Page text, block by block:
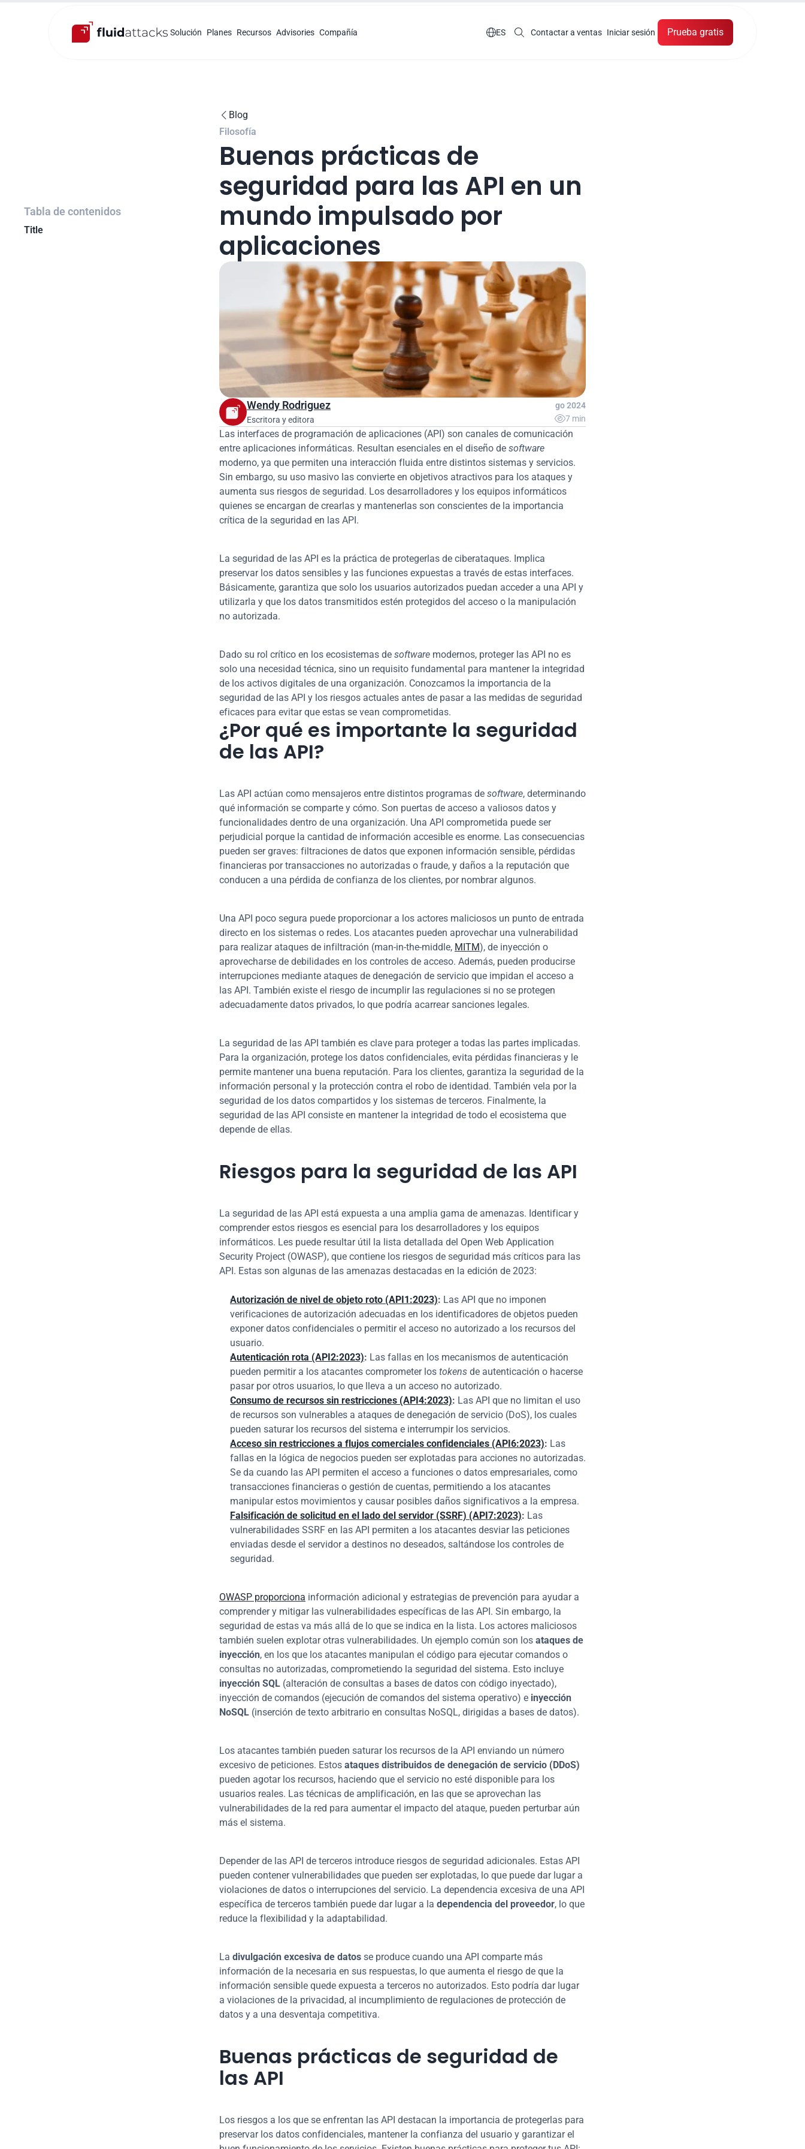
Solución Planes Recursos Advisories Compañía ES Contactar a ventas Iniciar sesión Prueba gratis
Tabla de contenidos
Title
 Blog
Filosofía
Buenas prácticas de
seguridad para las API en un
mundo impulsado por
aplicaciones
Wendy Rodriguez
Escritora y editora
12 ago 2024
7 min
Las interfaces de programación de aplicaciones (API) son canales de comunicación
entre aplicaciones informáticas. Resultan esenciales en el diseño de software
moderno, ya que permiten una interacción fluida entre distintos sistemas y servicios.
Sin embargo, su uso masivo las convierte en objetivos atractivos para los ataques y
aumenta sus riesgos de seguridad. Los desarrolladores y los equipos informáticos
quienes se encargan de crearlas y mantenerlas son conscientes de la importancia
crítica de la seguridad en las API.
La seguridad de las API es la práctica de protegerlas de ciberataques. Implica
preservar los datos sensibles y las funciones expuestas a través de estas interfaces.
Básicamente, garantiza que solo los usuarios autorizados puedan acceder a una API y
utilizarla y que los datos transmitidos estén protegidos del acceso o la manipulación
no autorizada.
Dado su rol crítico en los ecosistemas de software modernos, proteger las API no es
solo una necesidad técnica, sino un requisito fundamental para mantener la integridad
de los activos digitales de una organización. Conozcamos la importancia de la
seguridad de las API y los riesgos actuales antes de pasar a las medidas de seguridad
eficaces para evitar que estas se vean comprometidas.
¿Por qué es importante la seguridad
de las API?
Las API actúan como mensajeros entre distintos programas de software, determinando
qué información se comparte y cómo. Son puertas de acceso a valiosos datos y
funcionalidades dentro de una organización. Una API comprometida puede ser
perjudicial porque la cantidad de información accesible es enorme. Las consecuencias
pueden ser graves: filtraciones de datos que exponen información sensible, pérdidas
financieras por transacciones no autorizadas o fraude, y daños a la reputación que
conducen a una pérdida de confianza de los clientes, por nombrar algunos.
Una API poco segura puede proporcionar a los actores maliciosos un punto de entrada
directo en los sistemas o redes. Los atacantes pueden aprovechar una vulnerabilidad
para realizar ataques de infiltración (man-in-the-middle, MITM), de inyección o
aprovecharse de debilidades en los controles de acceso. Además, pueden producirse
interrupciones mediante ataques de denegación de servicio que impidan el acceso a
las API. También existe el riesgo de incumplir las regulaciones si no se protegen
adecuadamente datos privados, lo que podría acarrear sanciones legales.
La seguridad de las API también es clave para proteger a todas las partes implicadas.
Para la organización, protege los datos confidenciales, evita pérdidas financieras y le
permite mantener una buena reputación. Para los clientes, garantiza la seguridad de la
información personal y la protección contra el robo de identidad. También vela por la
seguridad de los datos compartidos y los sistemas de terceros. Finalmente, la
seguridad de las API consiste en mantener la integridad de todo el ecosistema que
depende de ellas.
Riesgos para la seguridad de las API
La seguridad de las API está expuesta a una amplia gama de amenazas. Identificar y
comprender estos riesgos es esencial para los desarrolladores y los equipos
informáticos. Les puede resultar útil la lista detallada del Open Web Application
Security Project (OWASP), que contiene los riesgos de seguridad más críticos para las
API. Estas son algunas de las amenazas destacadas en la edición de 2023:
Autorización de nivel de objeto roto (API1:2023): Las API que no imponen
verificaciones de autorización adecuadas en los identificadores de objetos pueden
exponer datos confidenciales o permitir el acceso no autorizado a los recursos del
usuario.
Autenticación rota (API2:2023): Las fallas en los mecanismos de autenticación
pueden permitir a los atacantes comprometer los tokens de autenticación o hacerse
pasar por otros usuarios, lo que lleva a un acceso no autorizado.
Consumo de recursos sin restricciones (API4:2023): Las API que no limitan el uso
de recursos son vulnerables a ataques de denegación de servicio (DoS), los cuales
pueden saturar los recursos del sistema e interrumpir los servicios.
Acceso sin restricciones a flujos comerciales confidenciales (API6:2023): Las
fallas en la lógica de negocios pueden ser explotadas para acciones no autorizadas.
Se da cuando las API permiten el acceso a funciones o datos empresariales, como
transacciones financieras o gestión de cuentas, permitiendo a los atacantes
manipular estos movimientos y causar posibles daños significativos a la empresa.
Falsificación de solicitud en el lado del servidor (SSRF) (API7:2023): Las
vulnerabilidades SSRF en las API permiten a los atacantes desviar las peticiones
enviadas desde el servidor a destinos no deseados, saltándose los controles de
seguridad.
OWASP proporciona información adicional y estrategias de prevención para ayudar a
comprender y mitigar las vulnerabilidades específicas de las API. Sin embargo, la
seguridad de estas va más allá de lo que se indica en la lista. Los actores maliciosos
también suelen explotar otras vulnerabilidades. Un ejemplo común son los ataques de
inyección, en los que los atacantes manipulan el código para ejecutar comandos o
inyección SQL (alteración de consultas a bases de datos con código inyectado),
inyección de comandos (ejecución de comandos del sistema operativo) e inyección
NoSQL (inserción de texto arbitrario en consultas NoSQL, dirigidas a bases de datos).
Los atacantes también pueden saturar los recursos de la API enviando un número
excesivo de peticiones. Estos ataques distribuidos de denegación de servicio (DDoS)
pueden agotar los recursos, haciendo que el servicio no esté disponible para los
usuarios reales. Las técnicas de amplificación, en las que se aprovechan las
vulnerabilidades de la red para aumentar el impacto del ataque, pueden perturbar aún
más el sistema.
Depender de las API de terceros introduce riesgos de seguridad adicionales. Estas API
pueden contener vulnerabilidades que pueden ser explotadas, lo que puede dar lugar a
violaciones de datos o interrupciones del servicio. La dependencia excesiva de una API
específica de terceros también puede dar lugar a la dependencia del proveedor, lo que
reduce la flexibilidad y la adaptabilidad.
La divulgación excesiva de datos se produce cuando una API comparte más
información de la necesaria en sus respuestas, lo que aumenta el riesgo de que la
información sensible quede expuesta a terceros no autorizados. Esto podría dar lugar
a violaciones de la privacidad, al incumplimiento de regulaciones de protección de
datos y a una desventaja competitiva.
Buenas prácticas de seguridad de
las API
Los riesgos a los que se enfrentan las API destacan la importancia de protegerlas para
preservar los datos confidenciales, mantener la confianza del usuario y garantizar el